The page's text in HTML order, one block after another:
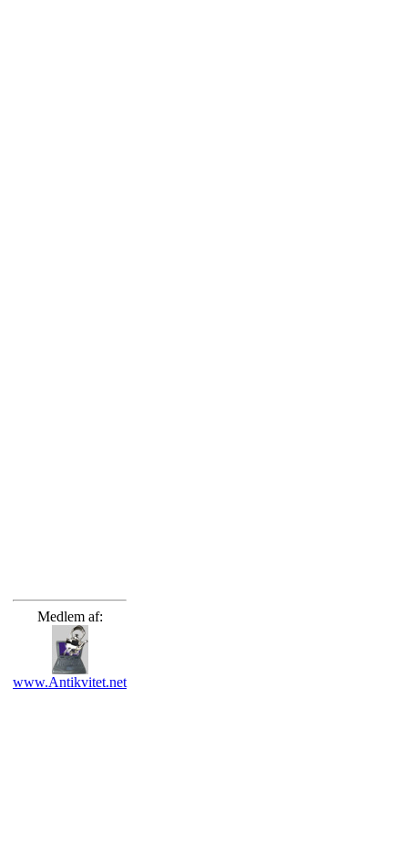
Medlem af:
www.Antikvitet.net